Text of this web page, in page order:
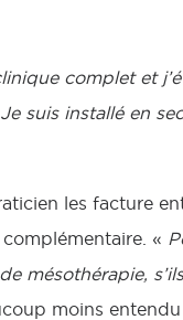
complet et
suis installé en
les facture
«
mésothérapie,
moins